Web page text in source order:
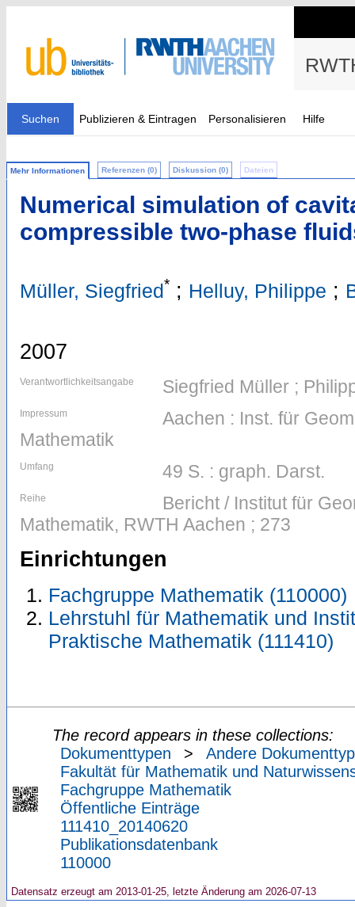
Suchen Publizieren & Eintragen Personalisieren Hilfe
Mehr Informationen Referenzen (0) Diskussion (0) Dateien
Numerical simulation of
compressible two-phase
Müller, Siegfried* ; Helluy, Philippe ;
2007
Verantwortlichkeitsangabe Siegfried Müller ;
Impressum
Aachen : Inst. für
Mathematik
Umfang 49 S. : graph. Darst.
Reihe
Bericht / Institut für
Mathematik, RWTH Aachen ; 273
Einrichtungen
Fachgruppe Mathematik (110000)
Lehrstuhl für Mathematik und
Praktische Mathematik (111410)
The record appears in these collections:
Dokumenttypen
>
Andere
Fakultät für Mathematik und
Fachgruppe Mathematik
Öffentliche Einträge
111410_20140620
Publikationsdatenbank
110000
Datensatz erzeugt am 2013-01-25, letzte Änderung am 2026-07-13